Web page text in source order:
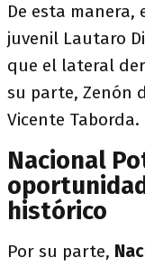
De esta
juvenil Lautaro
que el lateral
su parte, Zenón
Vicente Taborda.
Nacional
histórico
Por su parte,